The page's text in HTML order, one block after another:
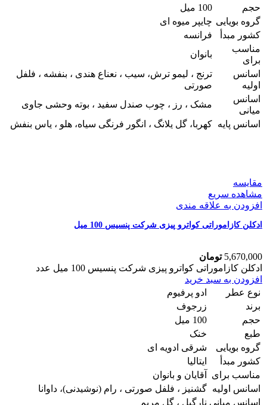
حجم
100 میل
گروه بویایی چایپر میوه ای
کشور مبدأ
فرانسه
مناسب
برای
بانوان
اسانس
اولیه
ترنج ، لیمو ترش، سیب ، نعناع هندی ، بنفشه ، فلفل
صورتی
اسانس
میانی
مشک ، رز ، چوب صندل سفید ، بوته وحشی جاوی
اسانس پایه کهربا، گل یلانگ ، انگور فرنگی سیاه، هلو ، یاس بنفش
مقایسه
مشاهده سریع
افزودن به علاقه مندی
ادکلن کازاموراتی کواترو پیزی شرکت پنسیس 100 میل
5,670,000 تومان
ادکلن کازاموراتی کواترو پیزی شرکت پنسیس 100 میل عدد
افزودن به سبد خرید
نوع عطر
ادو پرفیوم
برند
زرجوف
حجم
100 میل
طبع
خنک
گروه بویایی
شرقی ادویه ای
کشور مبدأ
ایتالیا
مناسب برای
آقایان و بانوان
اسانس اولیه گشنیز ، فلفل صورتی ، رام (نوشیدنی)، داوانا
اسانس میانی نارگیل ، گل مریم